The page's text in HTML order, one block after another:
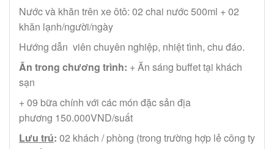
Nước và khăn trên xe ôtô: 02 chai nước 500ml + 02
khăn lạnh/người/ngày
Hướng dẫn viên chuyên nghiệp, nhiệt tình, chu đáo.
Ăn trong chương trình: + Ăn sáng buffet tại khách
sạn
+ 09 bữa chính với các món đặc sản địa
phương 150.000VND/suất
Lưu trú: 02 khách / phòng (trong trường hợp lẻ công ty